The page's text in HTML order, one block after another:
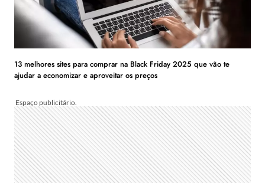
13 melhores sites para comprar na Black Friday 2025 que vão te
ajudar a economizar e aproveitar os preços